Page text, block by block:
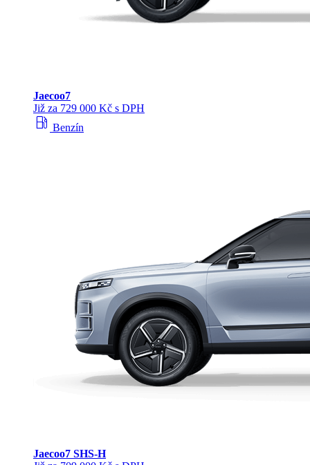
Jaecoo7
Již za 729 000 Kč s DPH
local_gas_station Benzín
Jaecoo7 SHS-H